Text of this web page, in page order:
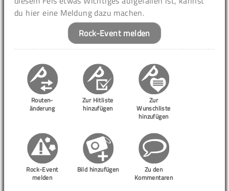
du hier eine Meldung dazu machen.
Rock-Event melden
Routen-
änderung
Zur Hitliste
hinzufügen
Zur
Wunschliste
hinzufügen
Rock-Event
melden
Bild hinzufügen
Zu den
Kommentaren